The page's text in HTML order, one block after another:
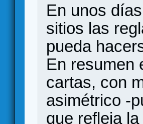
En unos
sitios las
pueda
En resumen
cartas, con
asimétrico -
que refleja